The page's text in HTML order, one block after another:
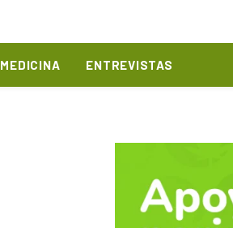
MEDICINA ENTREVISTAS